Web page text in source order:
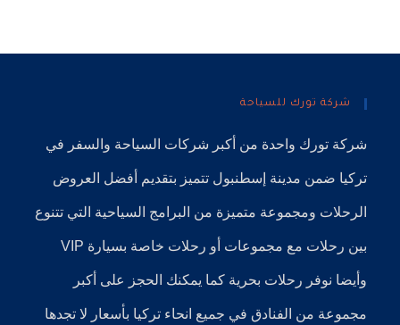
شركة تورك للسياحة
شركة تورك واحدة من أكبر شركات السياحة والسفر في
تركيا ضمن مدينة إسطنبول تتميز بتقديم أفضل العروض
الرحلات ومجموعة متميزة من البرامج السياحية التي تتنوع
بين رحلات مع مجموعات أو رحلات خاصة بسيارة VIP
وأيضا نوفر رحلات بحرية كما يمكنك الحجز على أكبر
مجموعة من الفنادق في جميع انحاء تركيا بأسعار لا تجدها